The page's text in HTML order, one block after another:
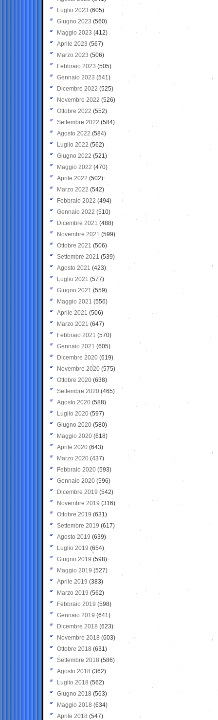
Luglio 2023 (605)
Giugno 2023 (560)
Maggio 2023 (412)
Aprile 2023 (567)
Marzo 2023 (506)
Febbraio 2023 (505)
Gennaio 2023 (541)
Dicembre 2022 (525)
Novembre 2022 (526)
Ottobre 2022 (552)
Settembre 2022 (584)
Agosto 2022 (584)
Luglio 2022 (562)
Giugno 2022 (521)
Maggio 2022 (470)
Aprile 2022 (502)
Marzo 2022 (542)
Febbraio 2022 (494)
Gennaio 2022 (510)
Dicembre 2021 (488)
Novembre 2021 (599)
Ottobre 2021 (506)
Settembre 2021 (539)
Agosto 2021 (423)
Luglio 2021 (577)
Giugno 2021(559)
Maggio 2021 (556)
Aprile 2021 (506)
Marzo 2021 (647)
Febbraio 2021 (570)
Gennaio 2021 (605)
Dicembre 2020 (619)
Novembre 2020 (575)
Ottobre 2020 (638)
Settembre 2020(465)
Agosto 2020 (588)
Luglio 2020 (597)
Giugno 2020 (580)
Maggio 2020 (618)
Aprile 2020 (643)
Marzo 2020 (437)
Febbraio 2020 (593)
Gennaio 2020 (596)
Dicembre 2019 (542)
Novembre 2019 (316)
Ottobre 2019 (631)
Settembre 2019 (617)
Agosto 2019 (639)
Luglio 2019 (654)
Giugno 2019 (598)
Maggio 2019 (527)
Aprile 2019 (383)
Marzo 2019 (562)
Febbraio 2019 (598)
Gennaio 2019 (641)
Dicembre 2018 (623)
Novembre 2018 (603)
Ottobre 2018 (631)
Settembre 2018 (586)
Agosto 2018 (362)
Luglio 2018 (562)
Giugno 2018 (563)
Maggio 2018 (634)
Aprile 2018 (547)